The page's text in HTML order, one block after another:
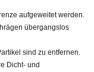
aufgeweitet werden.
übergangslos
sind zu entfernen.
Dicht- und